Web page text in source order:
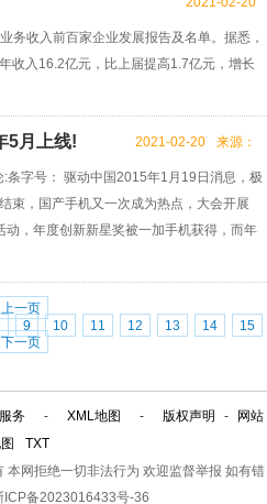
务收入前百家企业发展报告及名单。据悉，
收入16.2亿元，比上届提高1.7亿元，增长
5月上线! 来源：
2021-02-20
字号： 驱动中国2015年1月19日消息，极
束，国产手机又一次成为热点，大会开展
动，年度创新新星奖被一加手机获得，而年
上一页
9 10 11 12 13 14
15
下一页
务 - XML地图 - 版权声明 -
网站
TXT
本网拒绝一切非法行为 欢迎监督举报 如有错
ICP备2023016433号-36